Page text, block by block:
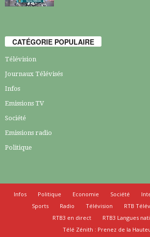
CATÉGORIE POPULAIRE
Télévision
Journaux Télévisés
Infos
Emissions TV
Société
Emissions radio
Politique
Infos Politique Economie Société
Sports
Radio Télévision
RTB
RTB3 en direct
RTB3 Langues
Télé Zénith : Prenez de la